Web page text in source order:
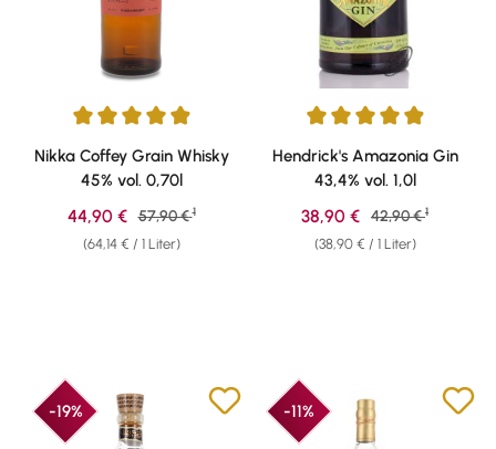
Durchschnittliche Bewertung von 4.93 von 5 Sternen
Nikka Coffey Grain Whisky
45% vol. 0,70l
(64,14 € / 1 Liter)
Verkaufspreis:
44,90 € Regulärer Preis:
57,90 € 1
Durchschnittliche Bewertung
Hendrick's Amazonia Gin
43,4% vol. 1,0l
(38,90 € / 1 Liter)
Verkaufspreis:
38,90 € Regulärer Preis:
42,90 € 1
-19% -11%